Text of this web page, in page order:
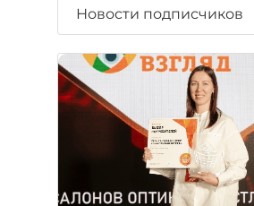
Новости подписчиков